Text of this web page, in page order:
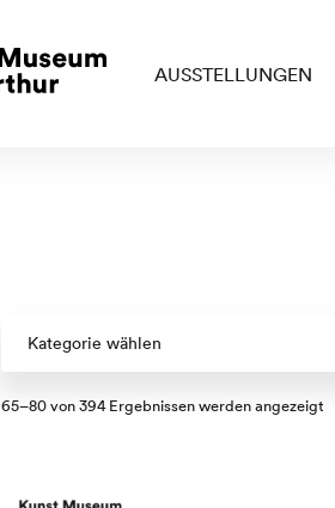
AUSSTELLUNGEN
Kategorie wählen
65–80 von 394 Ergebnissen werden angezeigt